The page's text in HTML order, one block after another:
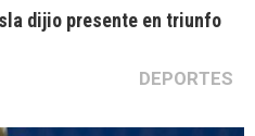
dijio presente en triunfo
DEPORTES